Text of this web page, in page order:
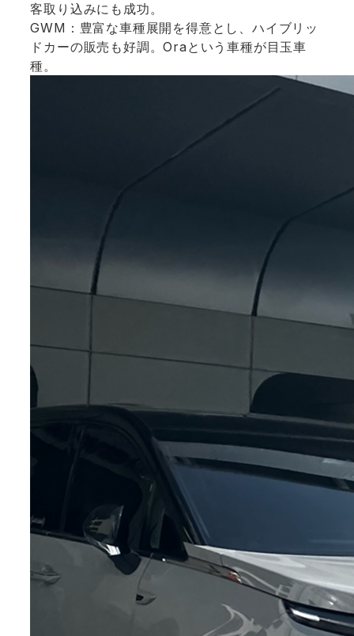
客取り込みにも成功。
GWM：豊富な車種展開を得意とし、ハイブリッ
ドカーの販売も好調。Oraという車種が目玉車
種。